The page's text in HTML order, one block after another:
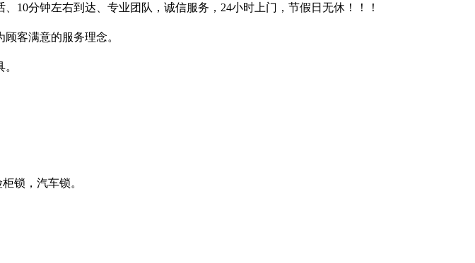
10分钟左右到达、专业团队，诚信服务，24小时上门，节假日无休！！！
客满意的服务理念。
锁，汽车锁。